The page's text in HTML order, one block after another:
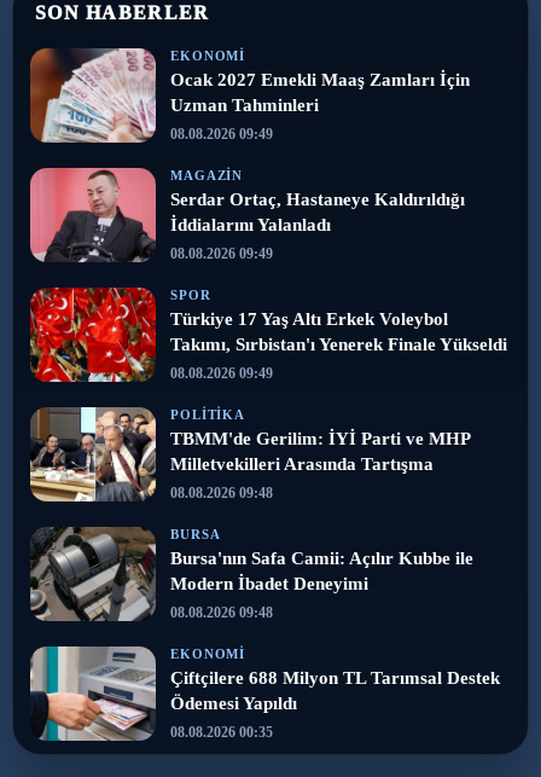
SON HABERLER
EKONOMI
Ocak 2027 Emekli Maaş Zamları İçin
Uzman Tahminleri
08.08.2026 09:49
MAGAZIN
Serdar Ortaç, Hastaneye Kaldırıldığı
İddialarını Yalanladı
08.08.2026 09:49
SPOR
Türkiye 17 Yaş Altı Erkek Voleybol
Takımı, Sırbistan'ı Yenerek Finale Yükseldi
08.08.2026 09:49
POLITIKA
TBMM'de Gerilim: İYİ Parti ve MHP
Milletvekilleri Arasında Tartışma
08.08.2026 09:48
BURSA
Bursa'nın Safa Camii: Açılır Kubbe ile
Modern İbadet Deneyimi
08.08.2026 09:48
EKONOMI
Çiftçilere 688 Milyon TL Tarımsal Destek
Ödemesi Yapıldı
08.08.2026 00:35